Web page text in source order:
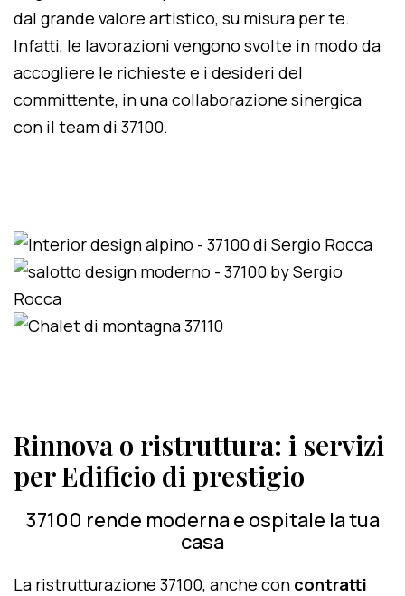
dal grande valore artistico, su misura per te.
Infatti, le lavorazioni vengono svolte in modo da
accogliere le richieste e i desideri del
committente, in una collaborazione sinergica
con il team di 37100.
Rinnova o ristruttura: i servizi
per Edificio di prestigio
37100 rende moderna e ospitale la tua
casa
La ristrutturazione 37100, anche con contratti